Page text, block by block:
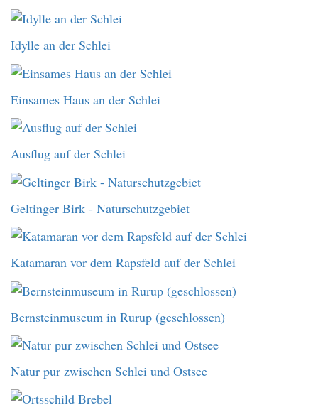
Idylle an der Schlei
Einsames Haus an der Schlei
Ausflug auf der Schlei
Geltinger Birk - Naturschutzgebiet
Katamaran vor dem Rapsfeld auf der Schlei
Bernsteinmuseum in Rurup (geschlossen)
Natur pur zwischen Schlei und Ostsee